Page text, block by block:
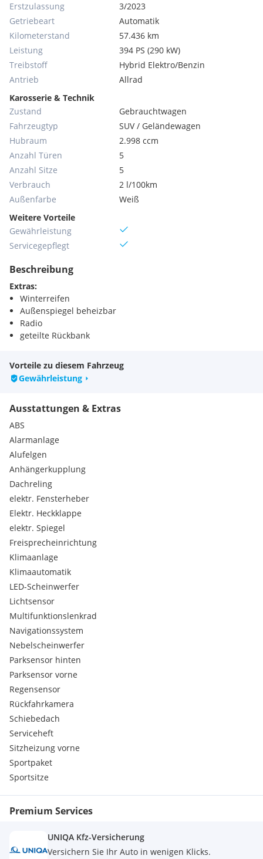
Erstzulassung
3/2023
Getriebeart
Automatik
Kilometerstand
57.436 km
Leistung
394 PS (290 kW)
Treibstoff
Hybrid Elektro/Benzin
Antrieb
Allrad
Karosserie & Technik
Zustand
Gebrauchtwagen
Fahrzeugtyp
SUV / Geländewagen
Hubraum
2.998 ccm
Anzahl Türen
5
Anzahl Sitze
5
Verbrauch
2 l/100km
Außenfarbe
Weiß
Weitere Vorteile
Gewährleistung
Servicegepflegt
Beschreibung
Extras:
Winterreifen
Außenspiegel beheizbar
Radio
geteilte Rückbank
Vorteile zu diesem Fahrzeug
Gewährleistung
Ausstattungen & Extras
ABS
Alarmanlage
Alufelgen
Anhängerkupplung
Dachreling
elektr. Fensterheber
Elektr. Heckklappe
elektr. Spiegel
Freisprecheinrichtung
Klimaanlage
Klimaautomatik
LED-Scheinwerfer
Lichtsensor
Multifunktionslenkrad
Navigationssystem
Nebelscheinwerfer
Parksensor hinten
Parksensor vorne
Regensensor
Rückfahrkamera
Schiebedach
Serviceheft
Sitzheizung vorne
Sportpaket
Sportsitze
Premium Services
UNIQA Kfz-Versicherung
Versichern Sie Ihr Auto in wenigen Klicks.